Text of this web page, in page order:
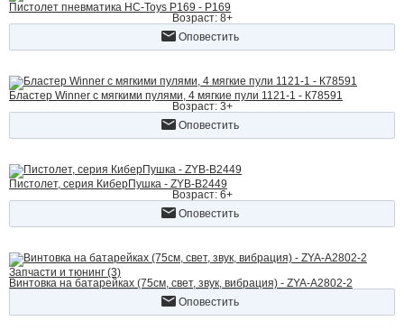
Пистолет пневматика HC-Toys P169 - P169
Возраст: 8+
Оповестить
Бластер Winner c мягкими пулями, 4 мягкие пули 1121-1 - К78591
Возраст: 3+
Оповестить
Пистолет, серия КиберПушка - ZYB-B2449
Возраст: 6+
Оповестить
Запчасти и тюнинг (3)
Винтовка на батарейках (75см, свет, звук, вибрация) - ZYA-A2802-2
Оповестить